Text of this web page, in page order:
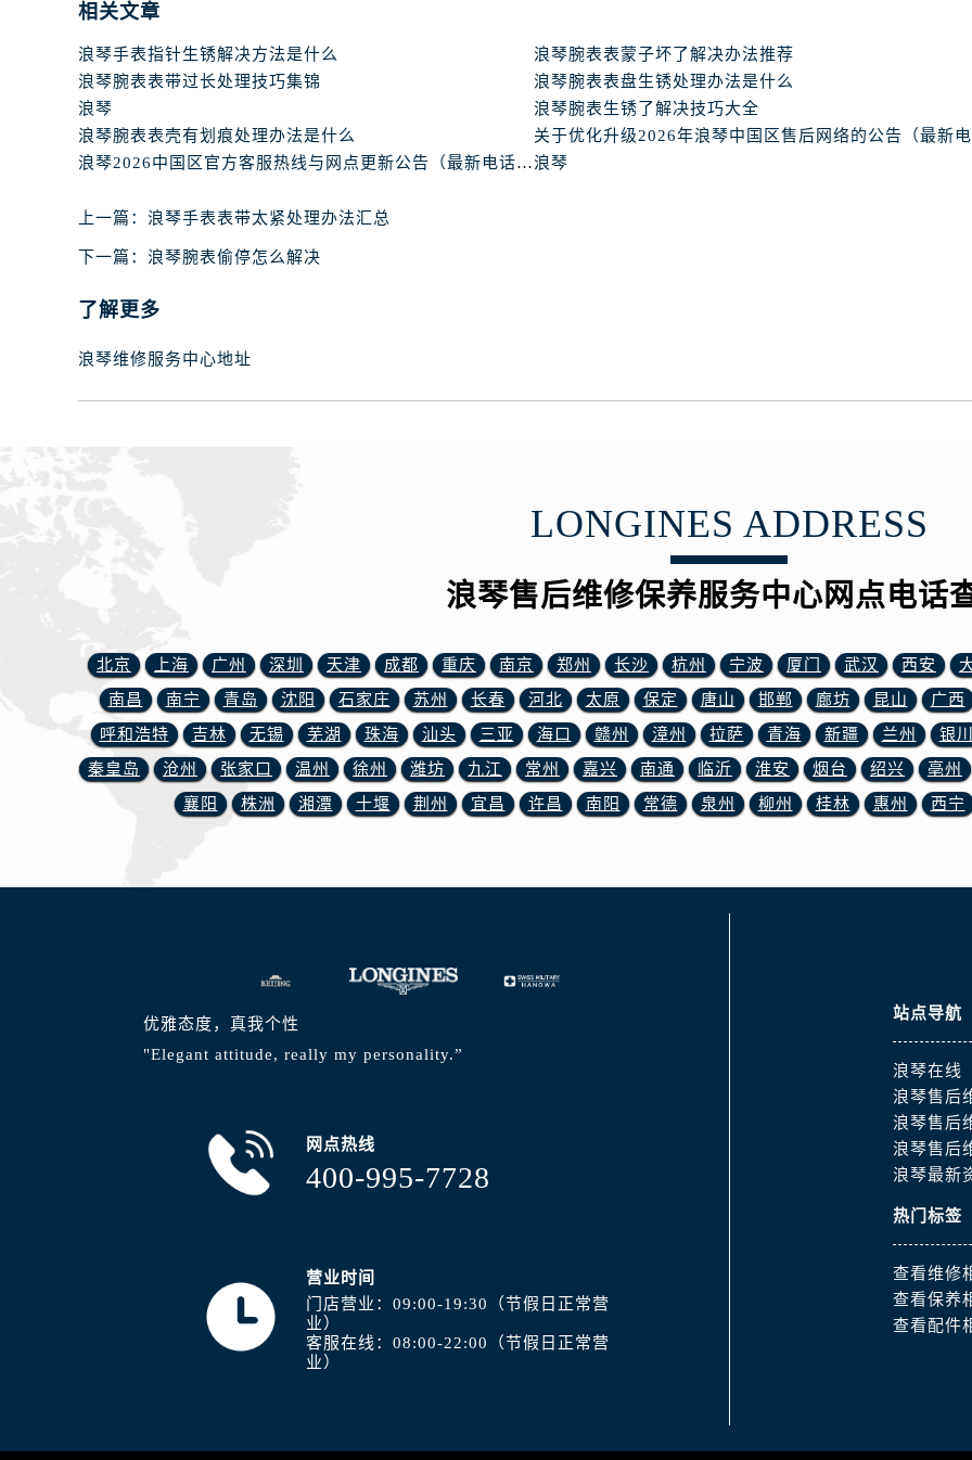
相关文章
浪琴手表指针生锈解决方法是什么
浪琴腕表表蒙子坏了解决办法推荐
浪琴腕表表带过长处理技巧集锦
浪琴腕表表盘生锈处理办法是什么
浪琴
浪琴腕表生锈了解决技巧大全
浪琴腕表表壳有划痕处理办法是什么
浪琴2026中国区官方客服热线与网点更新公告（最新电话及地址）浪琴
上一篇： 浪琴手表表带太紧处理办法汇总
下一篇： 浪琴腕表偷停怎么解决
了解更多
浪琴维修服务中心地址
LONGINES ADDRESS
浪琴售后维修保养服务中心网点电话
北京 上海 广州 深圳 天津 成都 重庆 南京 郑州 长沙 杭州 宁波 厦门 武汉 西安
南昌
南宁 青岛 沈阳 石家庄 苏州 长春 河北 太原 保定 唐山 邯郸 廊坊 昆山
广西
呼和浩特
吉林 无锡 芜湖 珠海 汕头 三亚 海口 赣州 漳州 拉萨 青海 新疆 兰州
银
秦皇岛
沧州 张家口 温州 徐州 潍坊 九江 常州 嘉兴 南通 临沂 淮安 烟台 绍兴
亳州
襄阳
株洲 湘潭 十堰 荆州 宜昌 许昌 南阳 常德 泉州 柳州 桂林 惠州 西宁
优雅态度，真我个性
"Elegant attitude, really my personality.”
网点热线
400-995-7728
营业时间
门店营业：09:00-19:30（节假日正常营
业）
客服在线：08:00-22:00（节假日正常营
业）
站点导航
浪琴在线
浪琴售后
浪琴售后
浪琴售后
浪琴最新
热门标签
查看维修
查看保养
查看配件